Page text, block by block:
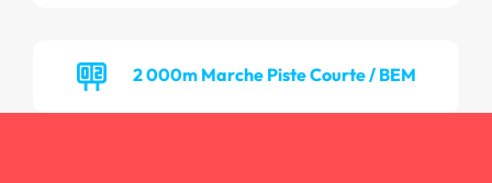
2 000m Marche Piste Courte / BEM